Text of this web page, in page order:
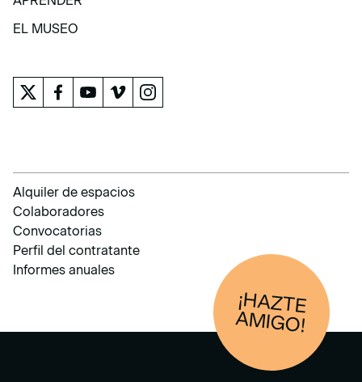
APRENDER
EL MUSEO
Alquiler de espacios
Colaboradores
Convocatorias
Perfil del contratante
Informes anuales
¡HAZTE
AM
IGO!